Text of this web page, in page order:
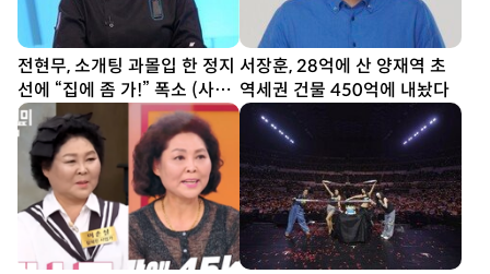
전현무, 소개팅 과몰입 한 정지
선에 “집에 좀 가!” 폭소 (사당
귀)
서장훈, 28억에 산 양재역 초
역세권 건물 450억에 내놨다